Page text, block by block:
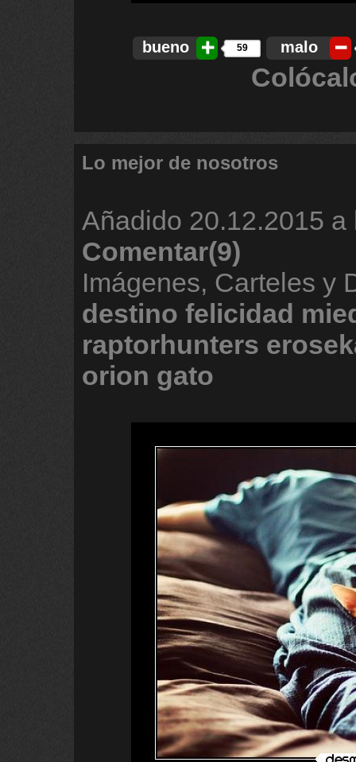
bueno 59 malo
Lo mejor de nosotros
Añadido 20.12.2015 a
Comentar(9)
Imágenes, Carteles y
destino felicidad
raptorhunters
orion gato